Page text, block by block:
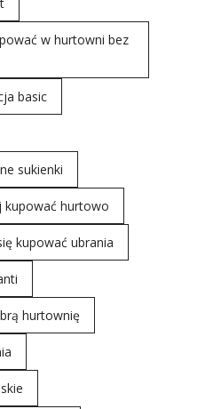
w hurtowni bez
basic
sukienki
kupować hurtowo
kupować ubrania
hurtownię